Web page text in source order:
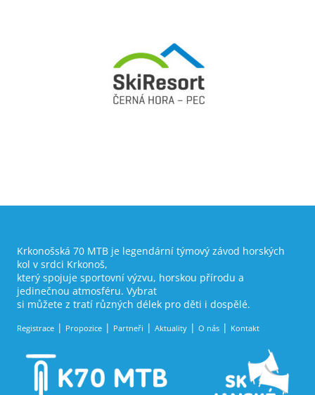
Krkonošská 70 MTB je legendární týmový závod horských
kol v srdci Krkonoš,
který spojuje sportovní výzvu, horskou přírodu a
jedinečnou atmosféru. Vybrat
si můžete z tratí různých délek pro děti i dospělé.
Registrace Propozice Partneři Aktuality O nás Kontakt